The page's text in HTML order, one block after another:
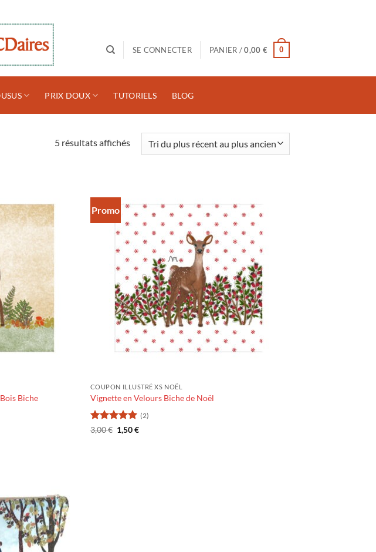
SE CONNECTER PANIER /0,00 € 0
PRIX DOUX TUTORIELS BLOG
5 résultats affichésTrié
plus
ancien
Biche
Promo
COUPON ILLUSTRÉ XS NOËL
Vignette en Velours Biche de Noël
Note 5sur
(2)
3,00€ Le
prix
1,50€Le